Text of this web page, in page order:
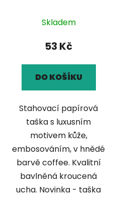
Skladem
53 Kč
DO KOŠÍKU
Stahovací papírová
taška s luxusním
motivem kůže,
embosováním, v hnědé
barvě coffee. Kvalitní
bavlněná kroucená
ucha. Novinka - taška